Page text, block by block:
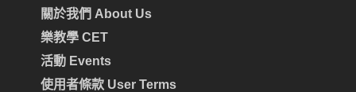
關於我們 About Us
樂教學 CET
活動 Events
使用者條款 User Terms